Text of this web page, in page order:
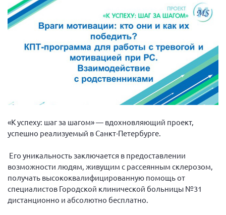
Архангельская область
Брянская область
Владимирская область
Волгоградская область
Воронежская область
Ивановская область
Калининградская область
Кемеровская область
Кировская область
Красноярский край
Липецкая область
Ленинградская область
«К успеху: шаг за шагом» — вдохновляющий проект,
успешно реализуемый в Санкт-Петербурге.
Его уникальность заключается в предоставлении
возможности людям, живущим с рассеянным склерозом,
получать высококвалифицированную помощь от
специалистов Городской клинической больницы №31
дистанционно и абсолютно бесплатно.